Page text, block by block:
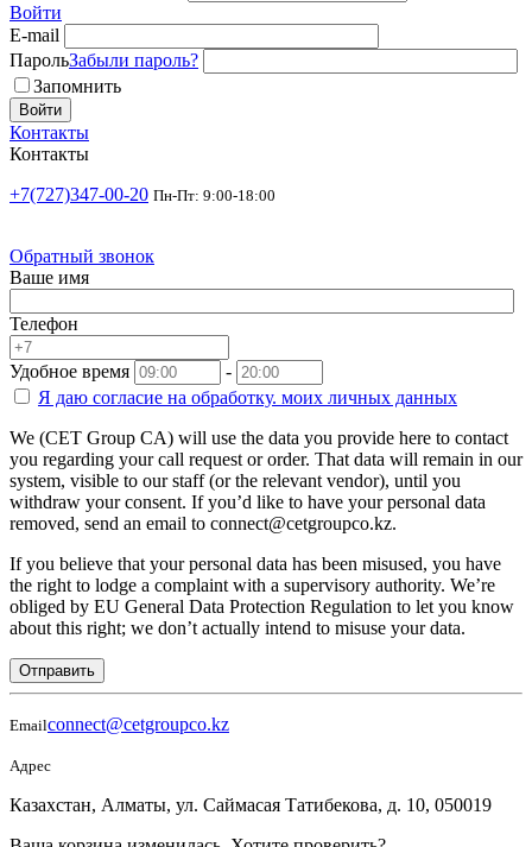
Войти
E-mail
ПарольЗабыли пароль?
Запомнить
Войти
Контакты
Контакты
+7(727)347-00-20 Пн-Пт: 9:00-18:00
Обратный звонок
Ваше имя
Телефон
Удобное время
-
Я даю согласие на обработку. моих личных данных
We (CET Group CA) will use the data you provide here to contact
you regarding your call request or order. That data will remain in our
system, visible to our staff (or the relevant vendor), until you
withdraw your consent. If you’d like to have your personal data
removed, send an email to connect@cetgroupco.kz.
If you believe that your personal data has been misused, you have
the right to lodge a complaint with a supervisory authority. We’re
obliged by EU General Data Protection Regulation to let you know
about this right; we don’t actually intend to misuse your data.
Отправить
Emailconnect@cetgroupco.kz
Адрес
Казахстан, Алматы, ул. Саймасая Татибекова, д. 10, 050019